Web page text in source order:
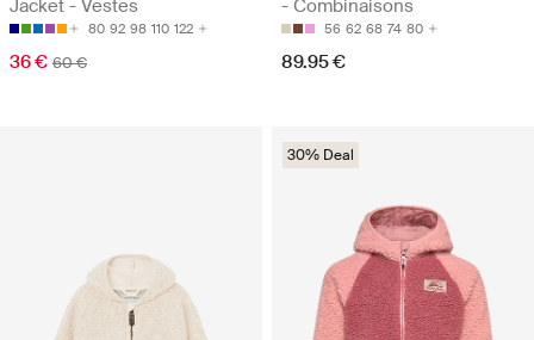
Jacket - Vestes
80 92 98 110 122
36 € 60 €
- Combinaisons
56 62 68 74 80
89.95 €
30% Deal